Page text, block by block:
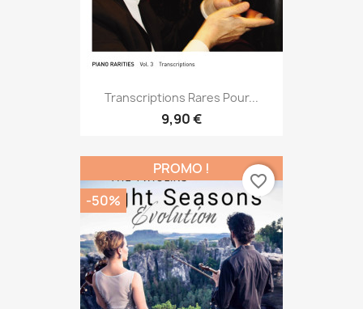
Transcriptions Rares Pour...
9,90 €
PROMO !
-50%
favorite_border